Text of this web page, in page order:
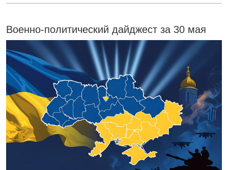
Военно-политический дайджест за 30 мая